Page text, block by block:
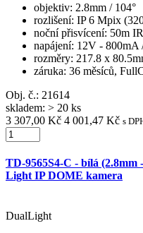
objektiv: 2.8mm / 104°
rozlišení: IP 6 Mpix
noční přisvícení: 50m
napájení: 12V - 800mA
rozměry: 217.8 x
záruka: 36 měsíců,
Obj. č.: 21614
skladem: > 20 ks
3 307,00 Kč 4 001,47 Kč s
TD-9565S4-C - bílá
Light IP DOME kamera
DualLight